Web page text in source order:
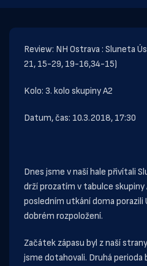
Review: NH Ostrava : Sluneta
21, 15-29, 19-16,34-15)
Kolo: 3. kolo skupiny A2
Datum, čas: 10.3.2018, 17:30
Dnes jsme v naší hale přivítali
drží prozatím v tabulce skupiny
posledním utkání doma porazili
dobrém rozpoložení.
Začátek zápasu byl z naší
jsme dotahovali. Druhá